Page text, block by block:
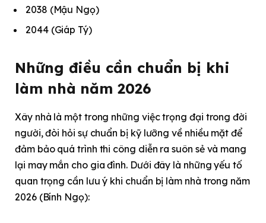
2038 (Mậu Ngọ)​
2044 (Giáp Tý)
Những điều cần chuẩn bị khi
làm nhà năm 2026
Xây nhà là một trong những việc trọng đại trong đời
người, đòi hỏi sự chuẩn bị kỹ lưỡng về nhiều mặt để
đảm bảo quá trình thi công diễn ra suôn sẻ và mang
lại may mắn cho gia đình. Dưới đây là những yếu tố
quan trọng cần lưu ý khi chuẩn bị làm nhà trong năm
2026 (Bính Ngọ):